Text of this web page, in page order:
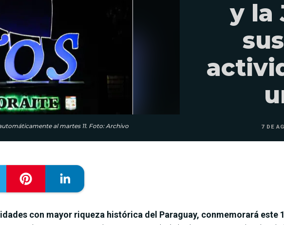
al martes 11. Foto: Archivo
y la
7 DE
con mayor riqueza histórica del Paraguay, conmemorará este